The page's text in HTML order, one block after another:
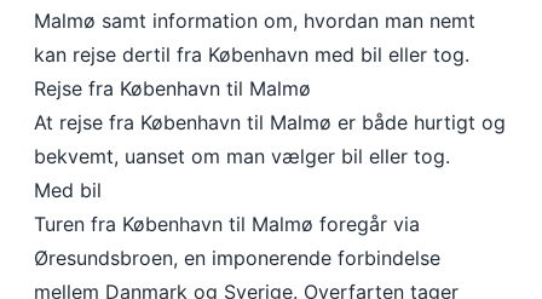
Malmø samt information om, hvordan man nemt
kan rejse dertil fra København med bil eller tog.​
Rejse fra København til Malmø
At rejse fra København til Malmø er både hurtigt og
bekvemt, uanset om man vælger bil eller tog.​
Med bil
Turen fra København til Malmø foregår via
Øresundsbroen, en imponerende forbindelse
mellem Danmark og Sverige. Overfarten tager